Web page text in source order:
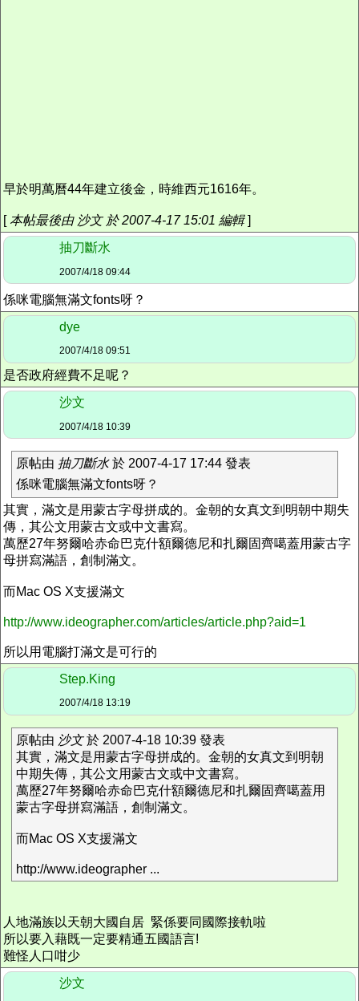
早於明萬曆44年建立後金，時維西元1616年。
[本帖最後由 沙文 於 2007-4-17 15:01 編輯]
抽刀斷水
2007/4/18 09:44
係咪電腦無滿文fonts呀？
dye
2007/4/18 09:51
是否政府經費不足呢？
沙文
2007/4/18 10:39
原帖由 抽刀斷水於 2007-4-17 17:44 發表
係咪電腦無滿文fonts呀？
其實，滿文是用蒙古字母拼成的。金朝的女真文到明朝中期失
傳，其公文用蒙古文或中文書寫。
萬歷27年努爾哈赤命巴克什額爾德尼和扎爾固齊噶蓋用蒙古字
母拼寫滿語，創制滿文。
而Mac OS X支援滿文
http://www.ideographer.com/articles/article.php?aid=1
所以用電腦打滿文是可行的
Step.King
2007/4/18 13:19
原帖由 沙文於 2007-4-18 10:39 發表
其實，滿文是用蒙古字母拼成的。金朝的女真文到明朝
中期失傳，其公文用蒙古文或中文書寫。
萬歷27年努爾哈赤命巴克什額爾德尼和扎爾固齊噶蓋用
蒙古字母拼寫滿語，創制滿文。
而Mac OS X支援滿文
http://www.ideographer ...
人地滿族以天朝大國自居 緊係要同國際接軌啦
所以要入藉既一定要精通五國語言!
難怪人口咁少
沙文